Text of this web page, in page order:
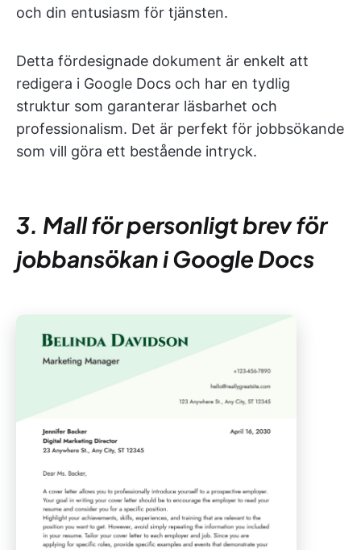
och din entusiasm för tjänsten.
Detta fördesignade dokument är enkelt att
redigera i Google Docs och har en tydlig
struktur som garanterar läsbarhet och
professionalism. Det är perfekt för jobbsökande
som vill göra ett bestående intryck.
3. Mall för personligt brev för
jobbansökan i Google Docs